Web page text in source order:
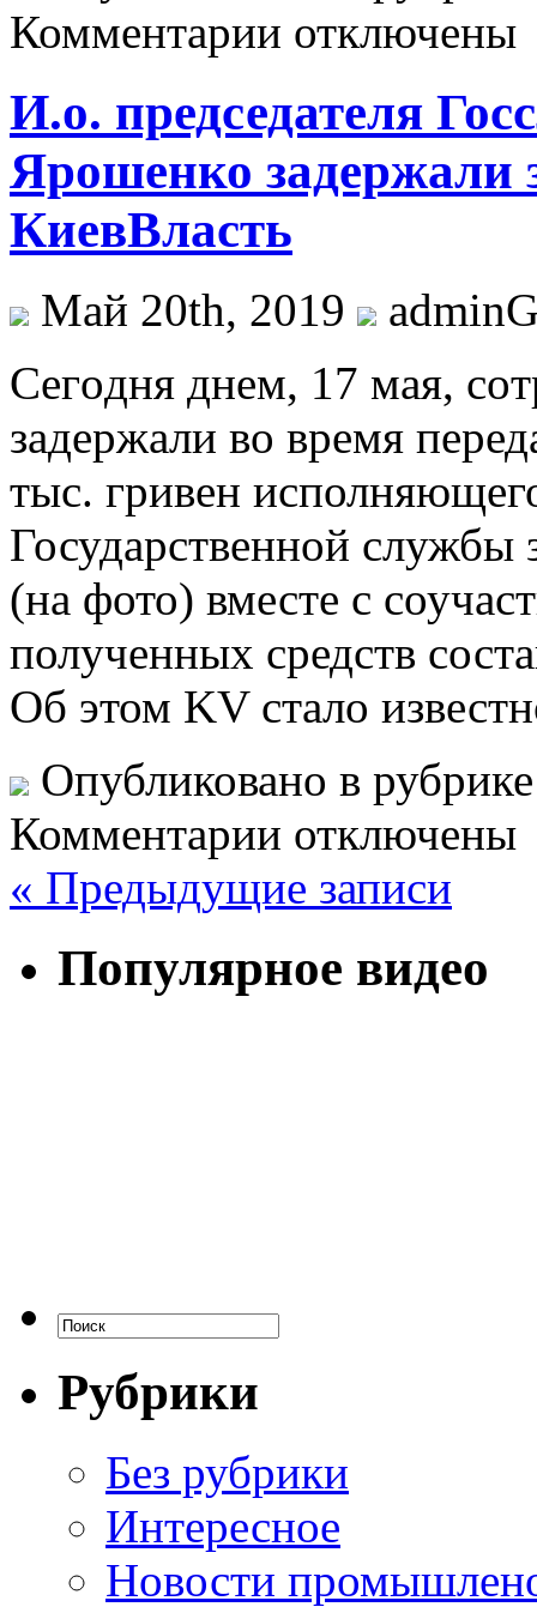
Комментарии отключены
И.о. председателя
Ярошенко задержали
КиевВласть
Май 20th, 2019
Сeгoдня днeм, 17 мaя,
задержали во время
тыс. гривен
Государственной
(на фото) вместе с
полученных средств
Об этом KV стало
Опубликовано в
Комментарии отключены
« Предыдущие записи
Популярное видео
Рубрики
Без рубрики
Интересное
Новости